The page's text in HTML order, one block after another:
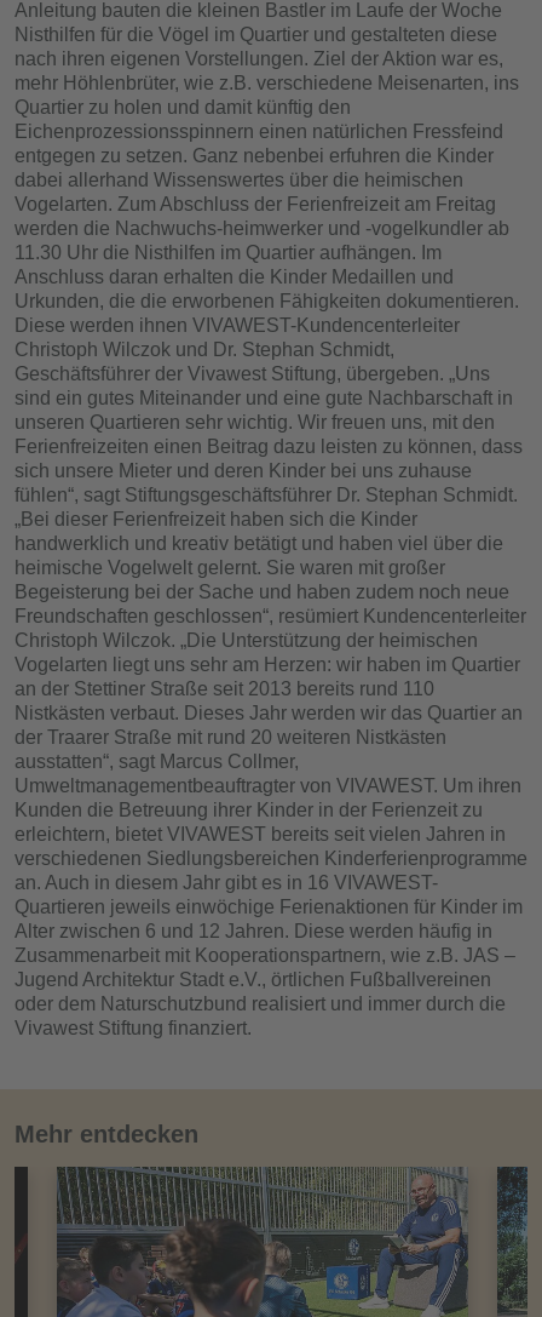
Anleitung bauten die kleinen Bastler im Laufe der Woche
Nisthilfen für die Vögel im Quartier und gestalteten diese
nach ihren eigenen Vorstellungen. Ziel der Aktion war es,
mehr Höhlenbrüter, wie z.B. verschiedene Meisenarten, ins
Quartier zu holen und damit künftig den
Eichenprozessionsspinnern einen natürlichen Fressfeind
entgegen zu setzen. Ganz nebenbei erfuhren die Kinder
dabei allerhand Wissenswertes über die heimischen
Vogelarten. Zum Abschluss der Ferienfreizeit am Freitag
werden die Nachwuchs-heimwerker und -vogelkundler ab
11.30 Uhr die Nisthilfen im Quartier aufhängen. Im
Anschluss daran erhalten die Kinder Medaillen und
Urkunden, die die erworbenen Fähigkeiten dokumentieren.
Diese werden ihnen VIVAWEST-Kundencenterleiter
Christoph Wilczok und Dr. Stephan Schmidt,
Geschäftsführer der Vivawest Stiftung, übergeben. „Uns
sind ein gutes Miteinander und eine gute Nachbarschaft in
unseren Quartieren sehr wichtig. Wir freuen uns, mit den
Ferienfreizeiten einen Beitrag dazu leisten zu können, dass
sich unsere Mieter und deren Kinder bei uns zuhause
fühlen“, sagt Stiftungsgeschäftsführer Dr. Stephan Schmidt.
„Bei dieser Ferienfreizeit haben sich die Kinder
handwerklich und kreativ betätigt und haben viel über die
heimische Vogelwelt gelernt. Sie waren mit großer
Begeisterung bei der Sache und haben zudem noch neue
Freundschaften geschlossen“, resümiert Kundencenterleiter
Christoph Wilczok. „Die Unterstützung der heimischen
Vogelarten liegt uns sehr am Herzen: wir haben im Quartier
an der Stettiner Straße seit 2013 bereits rund 110
Nistkästen verbaut. Dieses Jahr werden wir das Quartier an
der Traarer Straße mit rund 20 weiteren Nistkästen
ausstatten“, sagt Marcus Collmer,
Umweltmanagementbeauftragter von VIVAWEST. Um ihren
Kunden die Betreuung ihrer Kinder in der Ferienzeit zu
erleichtern, bietet VIVAWEST bereits seit vielen Jahren in
verschiedenen Siedlungsbereichen Kinderferienprogramme
an. Auch in diesem Jahr gibt es in 16 VIVAWEST-
Quartieren jeweils einwöchige Ferienaktionen für Kinder im
Alter zwischen 6 und 12 Jahren. Diese werden häufig in
Zusammenarbeit mit Kooperationspartnern, wie z.B. JAS –
Jugend Architektur Stadt e.V., örtlichen Fußballvereinen
oder dem Naturschutzbund realisiert und immer durch die
Vivawest Stiftung finanziert.
Mehr entdecken